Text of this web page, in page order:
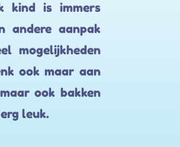
kind is immers
andere aanpak
mogelijkheden
ook maar aan
ook bakken
leuk.